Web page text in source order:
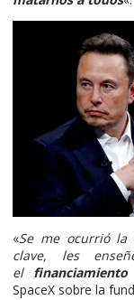
«Se me ocurrió la
clave, les
el
SpaceX sobre la